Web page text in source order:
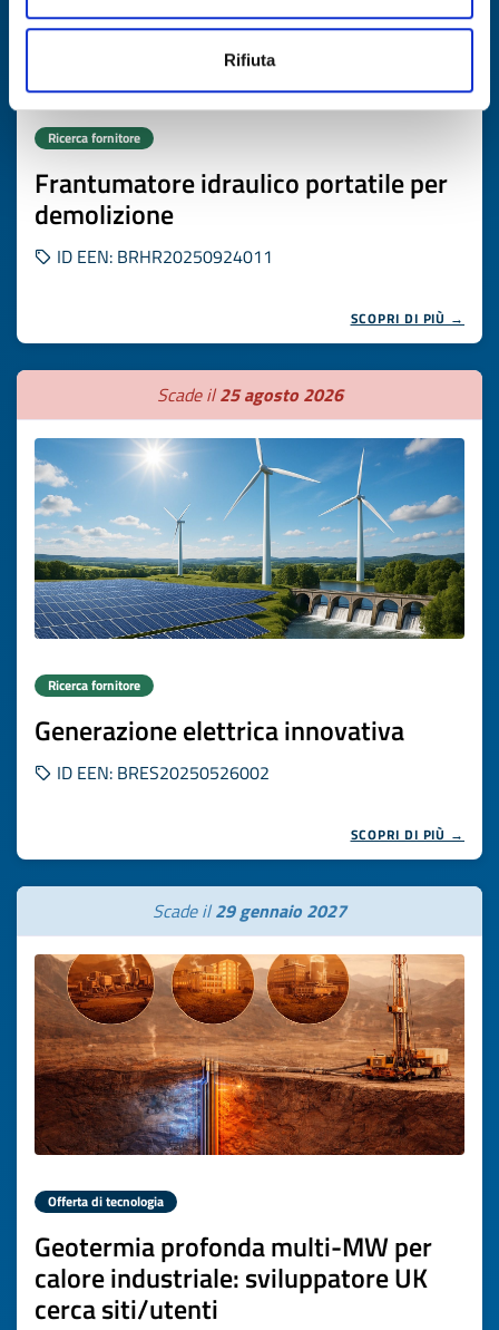
Rifiuta
Ricerca fornitore
Frantumatore idraulico portatile per
demolizione
ID EEN: BRHR20250924011
SCOPRI DI PIÙ →
Scade il25 agosto 2026
Ricerca fornitore
Generazione elettrica innovativa
ID EEN: BRES20250526002
SCOPRI DI PIÙ →
Scade il29 gennaio 2027
Offerta di tecnologia
Geotermia profonda multi-MW per
calore industriale: sviluppatore UK
cerca siti/utenti